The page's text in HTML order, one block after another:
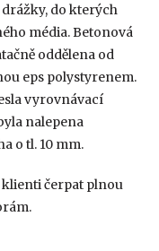
do kterých
média. Betonová
oddělena od
eps polystyrenem.
vyrovnávací
nalepena
o tl. 10 mm.
čerpat plnou